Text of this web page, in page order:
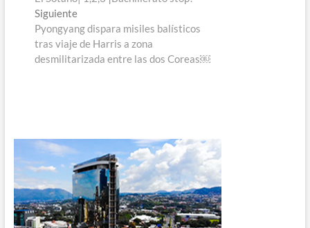
de
entradas
SiguienteEntrada
siguiente:
Pyongyang dispara misiles balísticos
tras viaje de Harris a zona
desmilitarizada entre las dos Coreas￼